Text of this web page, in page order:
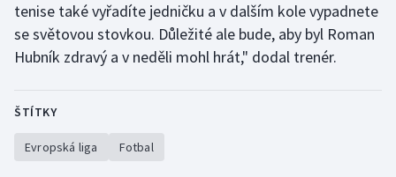
tenise také vyřadíte jedničku a v dalším kole vypadnete
se světovou stovkou. Důležité ale bude, aby byl Roman
Hubník zdravý a v neděli mohl hrát," dodal trenér.
ŠTÍTKY
Evropská liga Fotbal